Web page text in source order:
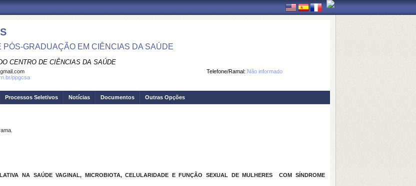
PÓS-GRADUAÇÃO EM CIÊNCIAS DA SAÚDE
CENTRO DE CIÊNCIAS DA SAÚDE
Telefone/Ramal: Não informado
ppgcsa
Processos Seletivos Notícias Documentos Outras Opções
NA SAÚDE VAGINAL, MICROBIOTA, CELULARIDADE E FUNÇÃO SEXUAL DE MULHERES COM SÍNDROME